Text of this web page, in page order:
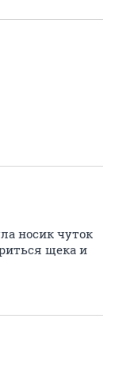
носик чуток
щека и